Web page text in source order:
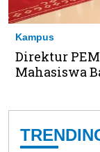
Kampus
Direktur
Mahasiswa